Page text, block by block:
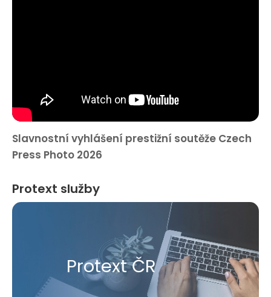
Slavnostní vyhlášení prestižní soutěže Czech
Press Photo 2026
Protext služby
Protext ČR